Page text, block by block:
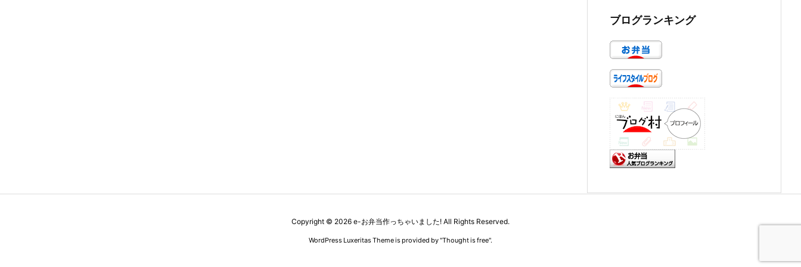
ブログランキング
Copyright © 2026 e-お弁当作っちゃいました! All Rights Reserved.
WordPress Luxeritas Theme is provided by "Thought is free".